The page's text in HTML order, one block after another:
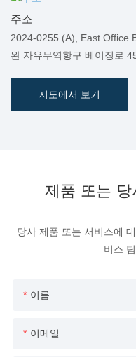
주소
2024-0255 (A), East Office
완 자유무역항구 베이징로
지도에서 보기
제품 또는
당사 제품 또는 서비스에
비스
이름
이메일